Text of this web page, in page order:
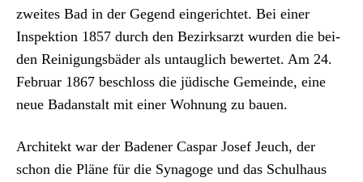
zweites Bad in der Gegend ein­gerichtet. Bei ein­er
Inspek­tion 1857 durch den Bezirk­sarzt wur­den die bei­
den Reini­gungs­bäder als untauglich bew­ertet. Am 24.
Feb­ru­ar 1867 beschloss die jüdis­che Gemeinde, eine
neue Badanstalt mit ein­er Woh­nung zu bauen.
Architekt war der Baden­er Cas­par Josef Jeuch, der
schon die Pläne für die Syn­a­goge und das Schul­haus